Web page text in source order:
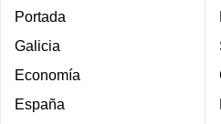
Portada
Galicia
Economía
España